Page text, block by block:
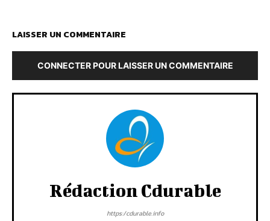
LAISSER UN COMMENTAIRE
CONNECTER POUR LAISSER UN COMMENTAIRE
Rédaction Cdurable
https:/cdurable.info